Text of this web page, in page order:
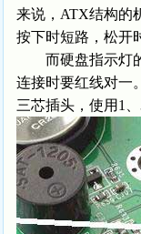
来说，ATX结构的
按下时短路，松开
而硬盘指示灯的
连接时要红线对一
三芯插头，使用1